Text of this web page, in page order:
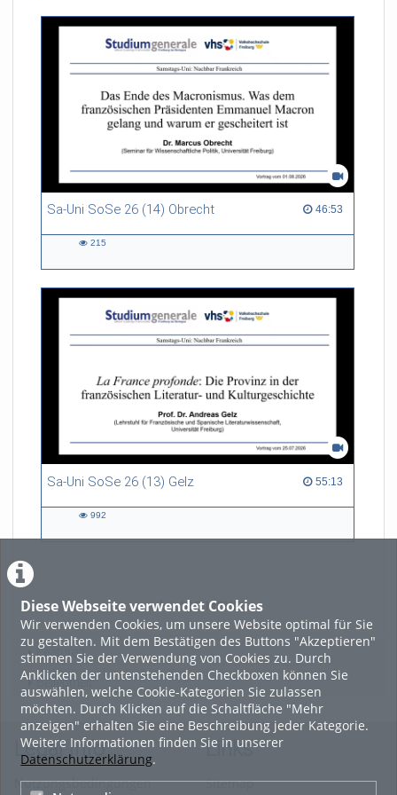
Diese Webseite verwendet Cookies
Wir verwenden Cookies, um unsere Website optimal für Sie
zu gestalten. Mit dem Bestätigen des Buttons "Akzeptieren"
stimmen Sie der Verwendung von Cookies zu. Durch
Anklicken der untenstehenden Checkboxen können Sie
auswählen, welche Cookie-Kategorien Sie zulassen
möchten. Durch Klicken auf die Schaltfläche "Mehr
anzeigen" erhalten Sie eine Beschreibung jeder Kategorie.
Weitere Informationen finden Sie in unserer
Datenschutzerklärung.
Sa-Uni SoSe 26 (14) Obrecht 46:53
46:53 duration
215
Sa-Uni SoSe 26 (13) Gelz 55:13
55:13 duration
992
LADE MEHR
Featured
Beliebtheit
Legal Info
Nutzungsbedingungen
Links
Sitemap